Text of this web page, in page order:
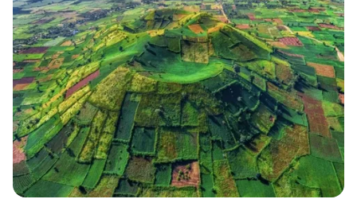
Xe cá nhân: Nếu di chuyển bằng ô tô hoặc xe
máy, hành khách có thể gửi xe tại bãi đỗ của sân
bay để thuận tiện cho chuyến bay.
Sân bay Quốc tế Bảo An Thâm Quyến
(SZX)
Là một trong những sân bay nhộn nhịp nhất Trung
Quốc, sân bay Quốc tế Bảo An Thâm Quyến đóng vai
trò quan trọng trong việc kết nối khu vực Quảng Đông